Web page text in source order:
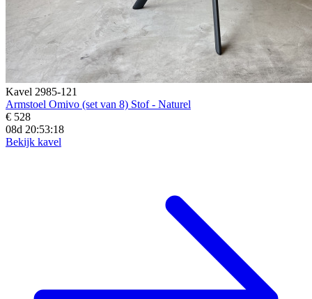
Kavel 2985-121
Armstoel Omivo (set van 8) Stof - Naturel
€ 528
08d 20:53:16
Bekijk kavel